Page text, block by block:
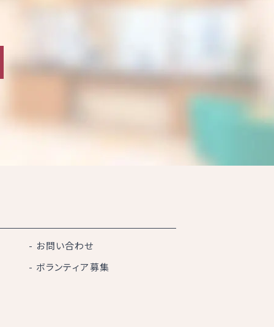
お問い合わせ
ボランティア募集